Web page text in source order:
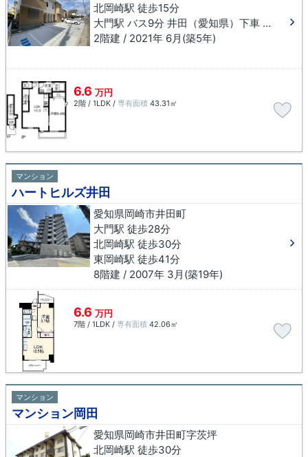
北岡崎駅 徒歩15分
大門駅 バス9分 井田（愛知県）下車 徒歩6分
2階建 / 2021年 6月(築5年)
6.6 万円
2階 / 1LDK / 専有面積 43.31㎡
マンション
ハートヒルズ井田
愛知県岡崎市井田町
大門駅 徒歩28分
北岡崎駅 徒歩30分
東岡崎駅 徒歩41分
8階建 / 2007年 3月(築19年)
6.6 万円
7階 / 1LDK / 専有面積 42.06㎡
マンション
マンション岡田
愛知県岡崎市井田町字茨坪
北岡崎駅 徒歩30分